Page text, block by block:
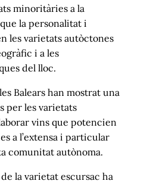
minoritàries a la
la personalitat i
les varietats autòctones
i a les
del lloc.
Balears han mostrat una
per les varietats
vins que potencien
a l’extensa i particular
comunitat autònoma.
la varietat escursac ha